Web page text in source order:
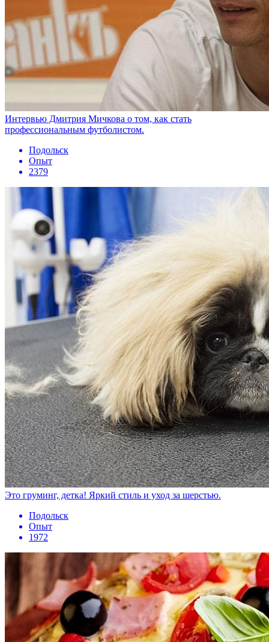
Интервью Дмитрия Мичкова о том, как стать
профессиональным футболистом.
Подольск
Опыт
2379
Это груминг, детка! Яркий стиль и уход за шерстью.
Подольск
Опыт
1972